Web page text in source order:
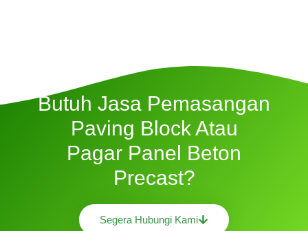
Butuh Jasa Pemasangan
Paving Block Atau
Pagar Panel Beton
Precast?
Segera Hubungi Kami